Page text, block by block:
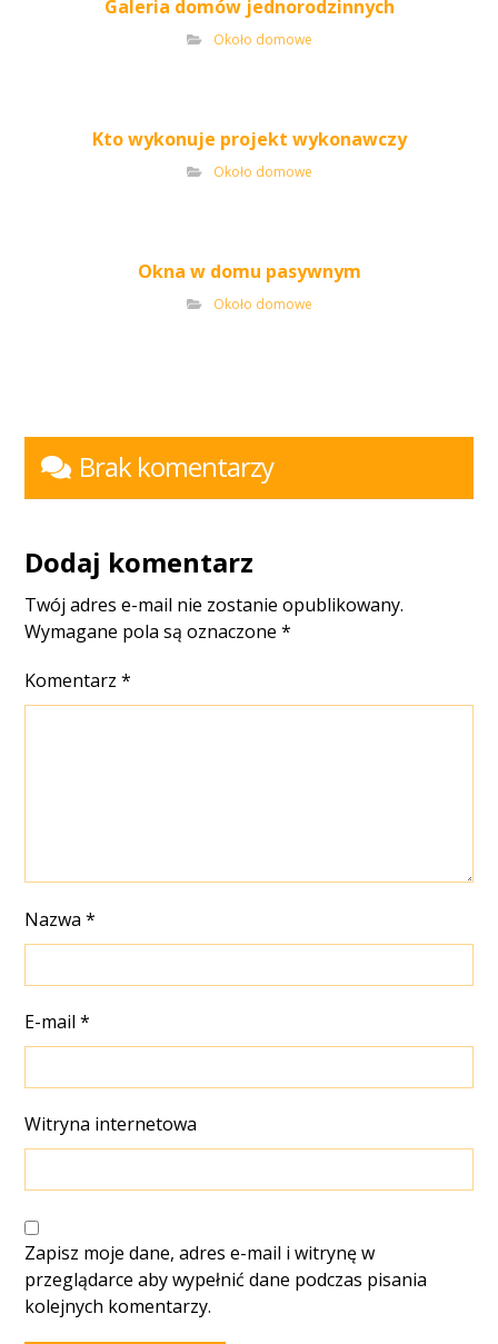
Galeria domów jednorodzinnych
Około domowe
Kto wykonuje projekt wykonawczy
Około domowe
Okna w domu pasywnym
Około domowe
Brak komentarzy
Dodaj komentarz
Twój adres e-mail nie zostanie opublikowany.
Wymagane pola są oznaczone*
Komentarz*
Nazwa*
E-mail*
Witryna internetowa
Zapisz moje dane, adres e-mail i witrynę w
przeglądarce aby wypełnić dane podczas pisania
kolejnych komentarzy.